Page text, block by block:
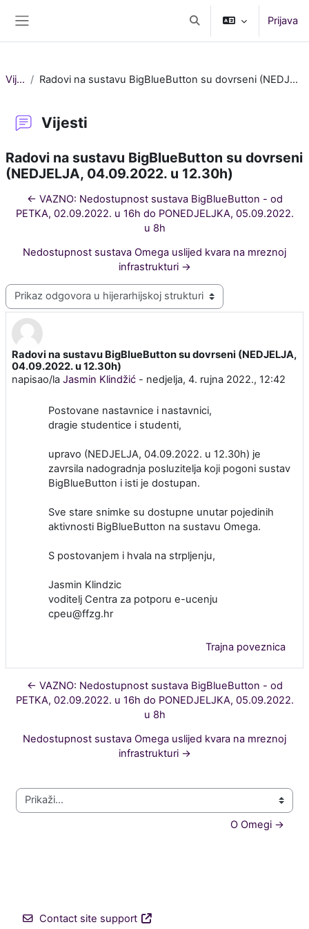
Toggle search inputPrijava
Vijesti Radovi na sustavu BigBlueButton su dovrseni (NEDJELJA, 04.09.2022. u 12.30h)
Vijesti
Radovi na sustavu BigBlueButton su dovrseni
(NEDJELJA, 04.09.2022. u 12.30h)
← VAZNO: Nedostupnost sustava BigBlueButton - od
PETKA, 02.09.2022. u 16h do PONEDJELJKA, 05.09.2022.
u 8h
Nedostupnost sustava Omega uslijed kvara na mreznoj
infrastrukturi →
Način prikaza
Radovi na sustavu BigBlueButton su dovrseni (NEDJELJA,
04.09.2022. u 12.30h)
napisao/la Jasmin Klindžić - nedjelja, 4. rujna 2022., 12:42
Broj odgovora: 0
Postovane nastavnice i nastavnici,
dragie studentice i studenti,
upravo (NEDJELJA, 04.09.2022. u 12.30h) je
zavrsila nadogradnja posluzitelja koji pogoni sustav
BigBlueButton i isti je dostupan.
Sve stare snimke su dostupne unutar pojedinih
aktivnosti BigBlueButton na sustavu Omega.
S postovanjem i hvala na strpljenju,
Jasmin Klindzic
voditelj Centra za potporu e-ucenju
cpeu@ffzg.hr
Trajna poveznica
← VAZNO: Nedostupnost sustava BigBlueButton - od
PETKA, 02.09.2022. u 16h do PONEDJELJKA, 05.09.2022.
u 8h
Nedostupnost sustava Omega uslijed kvara na mreznoj
infrastrukturi →
Prikaži...
O Omegi →
Contact site support